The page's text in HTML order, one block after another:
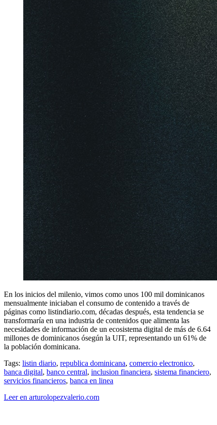
En los inicios del milenio, vimos como unos 100 mil dominicanos
mensualmente iniciaban el consumo de contenido a través de
páginas como listindiario.com, décadas después, esta tendencia se
transformaría en una industria de contenidos que alimenta las
necesidades de información de un ecosistema digital de más de 6.64
millones de dominicanos ósegún la UIT, representando un 61% de
la población dominicana.
Tags: listin diario, republica dominicana, comercio electronico,
banca digital, banco central, inclusion financiera, sistema financiero,
servicios financieros, banca en linea
Leer en arturolopezvalerio.com